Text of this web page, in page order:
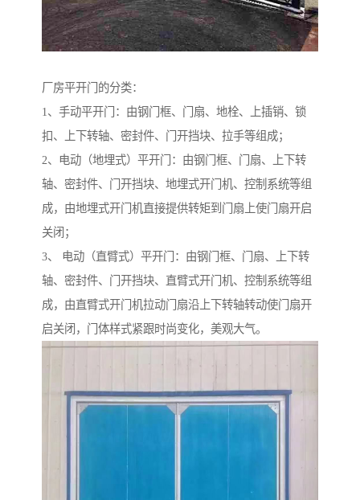
厂房平开门的分类：
1、手动平开门：由钢门框、门扇、地栓、上插销、锁
扣、上下转轴、密封件、门开挡块、拉手等组成；
2、电动（地埋式）平开门：由钢门框、门扇、上下转
轴、密封件、门开挡块、地埋式开门机、控制系统等组
成，由地埋式开门机直接提供转矩到门扇上使门扇开启
关闭；
3、 电动（直臂式）平开门：由钢门框、门扇、上下转
轴、密封件、门开挡块、直臂式开门机、控制系统等组
成，由直臂式开门机拉动门扇沿上下转轴转动使门扇开
启关闭，门体样式紧跟时尚变化，美观大气。